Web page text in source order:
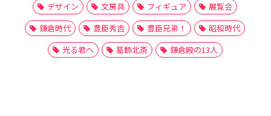
デザイン
文房具 フィギュア
展覧会
鎌倉時代
豊臣秀吉 豊臣兄弟！
昭和時代
光る君へ
葛飾北斎 鎌倉殿の13人